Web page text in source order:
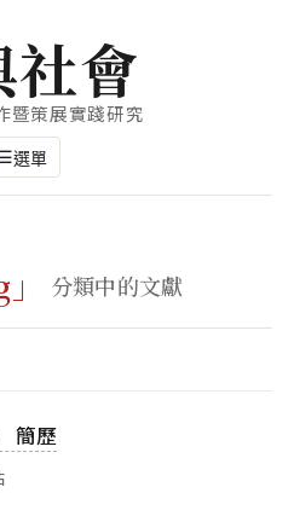
社會
暨策展實踐研究
☰選單
分類中的文獻
簡歷